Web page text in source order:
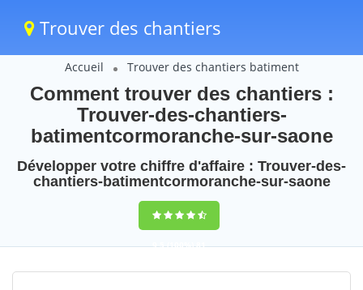
Trouver des chantiers
Accueil Trouver des chantiers batiment
Comment trouver des chantiers :
Trouver-des-chantiers-
batimentcormoranche-sur-saone
Développer votre chiffre d'affaire : Trouver-des-
chantiers-batimentcormoranche-sur-saone
9,5(100%)81
votes